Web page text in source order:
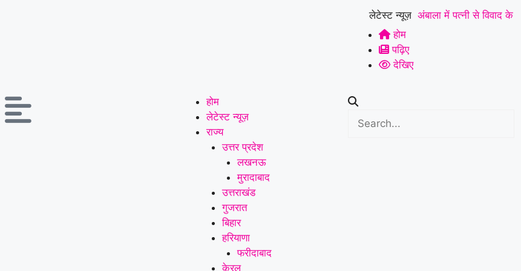
लेटेस्ट न्यूज़ अंबाला में पत्नी से विवाद के
होम
पढ़िए
देखिए
होम
लेटेस्ट न्यूज़
राज्य
उत्तर प्रदेश
लखनऊ
मुरादाबाद
उत्तराखंड
गुजरात
बिहार
हरियाणा
फरीदाबाद
केरल